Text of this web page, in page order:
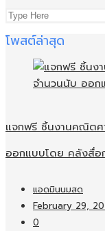
โพสต์ล่าสุด
แจกฟรี ชิ้นงานคณิตศ
ออกแบบโดย คลังสื่อ
แอดมินนมสด
February 29,
0